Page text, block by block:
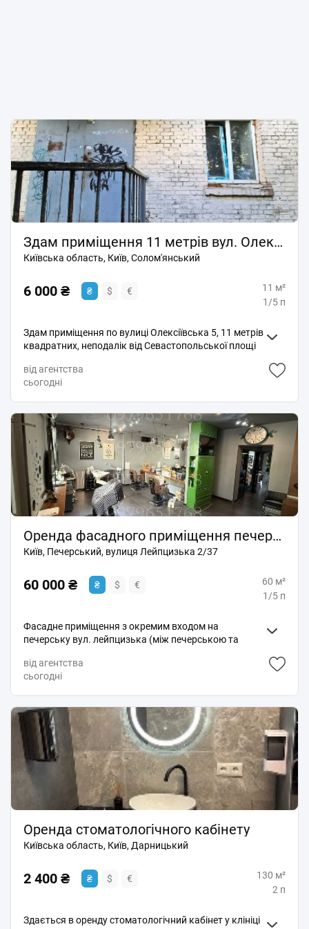
Здам приміщення 11 метрів вул. Олексіївська 5 (Севастопольська пл), 6000грн
Київська область, Київ, Солом'янський
6 000 ₴ ₴ $ €
11 м²
1/5 п
Здам приміщення по вулиці Олексіївська 5, 11 метрів
квадратних, неподалік від Севастопольської площі
розведена, є мокра точка Підійде під будь-який вид
діяльності, ідеально - під бюті-сферу Прохідне місце,
- є Санвузол - є Витяжка - є Оренда 6 тис грн +
комуналка
від агентства
сьогодні
Оренда фасадного приміщення печерська арсенальна
Київ, Печерський, вулиця Лейпцизька 2/37
60 000 ₴ ₴ $ €
60 м²
1/5 п
Фасадне приміщення з окремим входом на
печерську вул. лейпцизька (між печерською та
квадратних Навколо бізнес-центри, державні
установи та житлові будинки
від агентства
сьогодні
Оренда стоматологічного кабінету
Київська область, Київ, Дарницький
2 400 ₴ ₴ $ €
130 м²
2 п
Здається в оренду стоматологічний кабінет у клініці